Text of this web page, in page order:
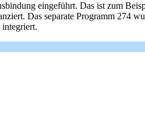
eingeführt. Das ist zum
Das separate Programm 274